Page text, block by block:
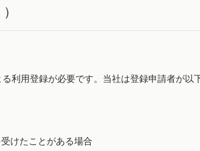
利用登録が必要です。当社は登録申請者が以
けたことがある場合